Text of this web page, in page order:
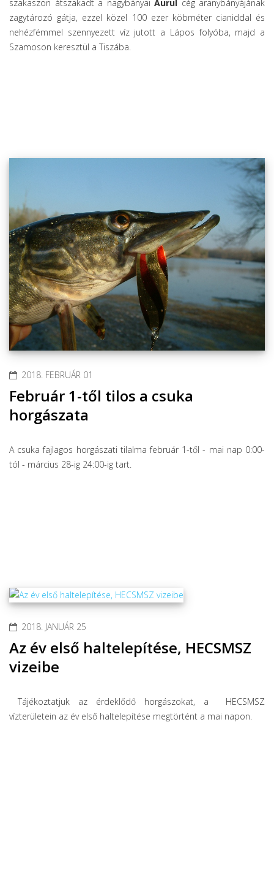
szakaszon átszakadt a nagybányai Aurul
cég aranybányájának
zagytározó gátja, ezzel közel 100 ezer köbméter cianiddal és
nehézfémmel szennyezett víz jutott a Lápos folyóba, majd a
Szamoson keresztül a Tiszába.
2018. FEBRUÁR 01
Február 1-től tilos a csuka
horgászata
A csuka fajlagos horgászati tilalma február 1-től - mai nap 0:00-
tól - március 28-ig 24:00-ig tart.
2018. JANUÁR 25
Az év első haltelepítése, HECSMSZ
vizeibe
Tájékoztatjuk az érdeklődő horgászokat, a HECSMSZ
vízterületein az év első haltelepítése megtörtént a mai napon.